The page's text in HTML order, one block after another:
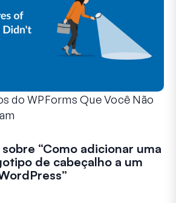
do WPForms Que Você Não
“Como adicionar uma
de cabeçalho a um
”